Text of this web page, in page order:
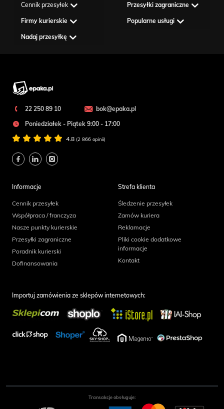
Cennik przesyłek Przesyłki zagraniczne
Firmy kurierskie Popularne usługi
Nadaj przesyłkę
22 250 89 10
bok@epaka.pl
Poniedziałek - Piątek 9:00 - 17:00
4.8 (2 866 opinii)
Informacje
Cennik przesyłek
Współpraca / franczyza
Nasze punkty kurierskie
Przesyłki zagraniczne
Poradnik kurierski
Dofinansowania
Strefa klienta
Śledzenie przesyłek
Zamów kuriera
Reklamacje
Pliki cookie dodatkowe
informacje
Kontakt
Importuj zamówienia ze sklepów internetowych:
Transakcje obsługuje: